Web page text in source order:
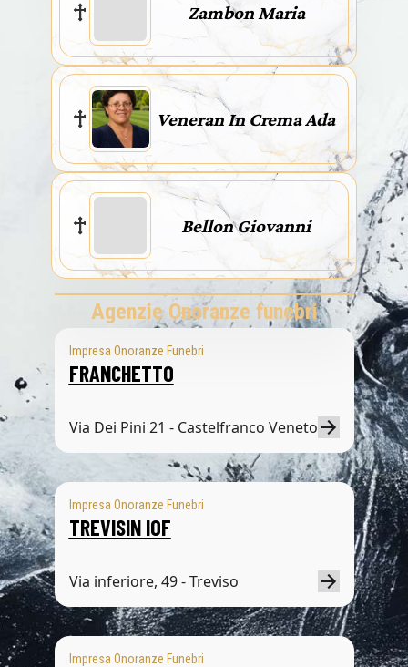
Zambon Maria
Veneran In Crema Ada
Bellon Giovanni
Agenzie Onoranze funebri
Impresa Onoranze Funebri
FRANCHETTO
Via Dei Pini 21 - Castelfranco Veneto
Impresa Onoranze Funebri
TREVISIN IOF
Via inferiore, 49 - Treviso
Impresa Onoranze Funebri